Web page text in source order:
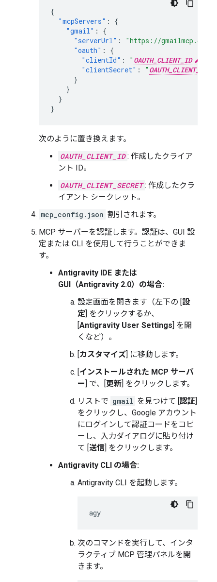
{
"mcpServers" :
{
"gmail" :
{
"serverUrl" :
"https://
"oauth" :
{
"clientId" : " OAUTH_CLIENT_ID
"clientSecret" : "
}
}
}
}
次のように置き換えます。
OAUTH_CLIENT_ID : 作成したクライア
ント ID。
OAUTH_CLIENT_SECRET : 作成したクラ
イアント シークレット。
mcp_config.json 割引されます。
MCP サーバーを認証します。認証は、GUI 設
定または CLI を使用して行うことができま
す。
Antigravity IDE または
GUI（Antigravity 2.0）の場合:
設定画面を開きます（左下の [設
定] をクリックするか、
[Antigravity User Settings] を開
くなど）。
[カスタマイズ] に移動します。
[インストールされた MCP サーバ
ー] で、[更新] をクリックします。
リストで gmail を見つけて [認証]
をクリックし、Google アカウント
にログインして認証コードをコピ
ーし、入力ダイアログに貼り付け
て [送信] をクリックします。
Antigravity CLI の場合:
Antigravity CLI を起動します。
次のコマンドを実行して、インタ
ラクティブ MCP 管理パネルを開
きます。